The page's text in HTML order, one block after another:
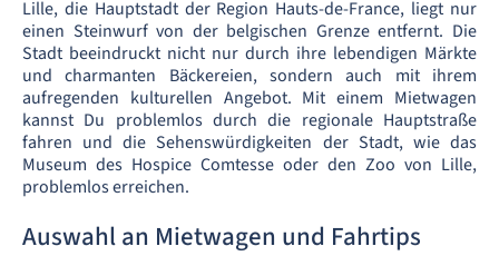
Lille, die Hauptstadt der Region Hauts-de-France, liegt nur
einen Steinwurf von der belgischen Grenze entfernt. Die
Stadt beeindruckt nicht nur durch ihre lebendigen Märkte
und charmanten Bäckereien, sondern auch mit ihrem
aufregenden kulturellen Angebot. Mit einem Mietwagen
kannst Du problemlos durch die regionale Hauptstraße
fahren und die Sehenswürdigkeiten der Stadt, wie das
Museum des Hospice Comtesse oder den Zoo von Lille,
problemlos erreichen.
Auswahl an Mietwagen und Fahrtips